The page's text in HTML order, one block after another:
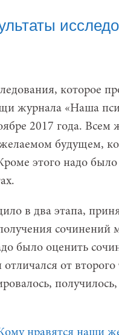
которое
журнала «Наша
2017 года.
будущем,
этого надо
в два этапа,
сочинений
было оценить
от второго
нравятся наши